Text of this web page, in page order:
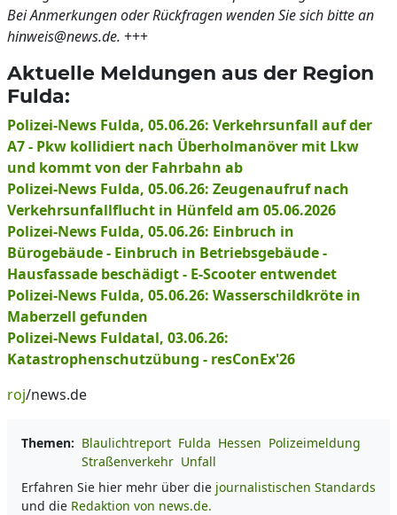
Bei Anmerkungen oder Rückfragen wenden Sie sich bitte an
hinweis@news.de. +++
Aktuelle Meldungen aus der Region
Fulda:
Polizei-News Fulda, 05.06.26: Verkehrsunfall auf der
A7 - Pkw kollidiert nach Überholmanöver mit Lkw
und kommt von der Fahrbahn ab
Polizei-News Fulda, 05.06.26: Zeugenaufruf nach
Verkehrsunfallflucht in Hünfeld am 05.06.2026
Polizei-News Fulda, 05.06.26: Einbruch in
Bürogebäude - Einbruch in Betriebsgebäude -
Hausfassade beschädigt - E-Scooter entwendet
Polizei-News Fulda, 05.06.26: Wasserschildkröte in
Maberzell gefunden
Polizei-News Fuldatal, 03.06.26:
Katastrophenschutzübung - resConEx'26
roj/news.de
Themen: Blaulichtreport Fulda Hessen Polizeimeldung
Straßenverkehr Unfall
Erfahren Sie hier mehr über die journalistischen Standards
und die Redaktion von news.de.